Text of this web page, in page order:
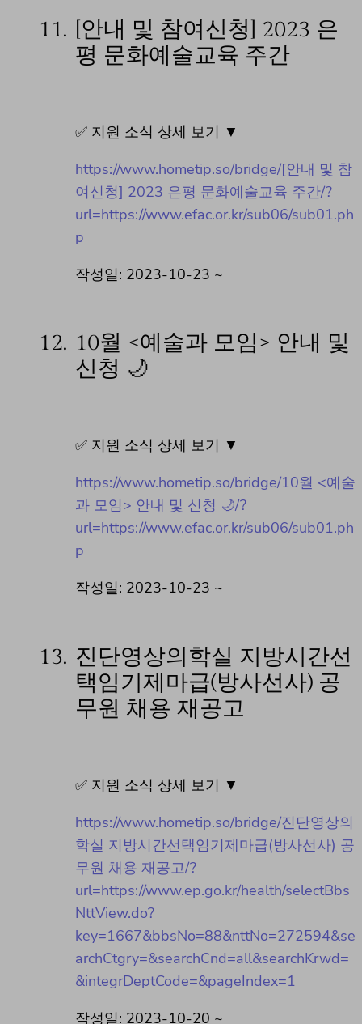
11.
[안내 및 참여신청] 2023 은
평 문화예술교육 주간
✅ 지원 소식 상세 보기 ▼
https://www.hometip.so/bridge/[안내 및 참
여신청] 2023 은평 문화예술교육 주간/?
url=https://www.efac.or.kr/sub06/sub01.ph
p
작성일: 2023-10-23 ~
12. 10월 <예술과 모임> 안내 및
신청 🌙
✅ 지원 소식 상세 보기 ▼
https://www.hometip.so/bridge/10월 <예술
과 모임> 안내 및 신청 🌙/?
url=https://www.efac.or.kr/sub06/sub01.ph
p
작성일: 2023-10-23 ~
13. 진단영상의학실 지방시간선
택임기제마급(방사선사) 공
무원 채용 재공고
✅ 지원 소식 상세 보기 ▼
https://www.hometip.so/bridge/진단영상의
학실 지방시간선택임기제마급(방사선사) 공
무원 채용 재공고/?
url=https://www.ep.go.kr/health/selectBbs
NttView.do?
key=1667&bbsNo=88&nttNo=272594&se
archCtgry=&searchCnd=all&searchKrwd=
&integrDeptCode=&pageIndex=1
작성일: 2023-10-20 ~